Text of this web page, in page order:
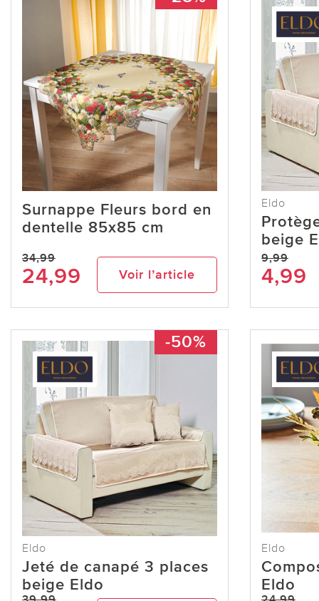
Surnappe Fleurs bord en
dentelle 85x85 cm
34,99
24,99 Voir l’article
Eldo
beige
9,99
4,99
-50%
Eldo
Jeté de canapé 3 places
beige Eldo
Eldo
Eldo